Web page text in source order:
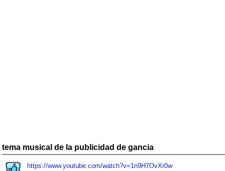
tema musical de la publicidad de gancia
https://www.youtube.com/watch?v=1n9H7OvXr0w